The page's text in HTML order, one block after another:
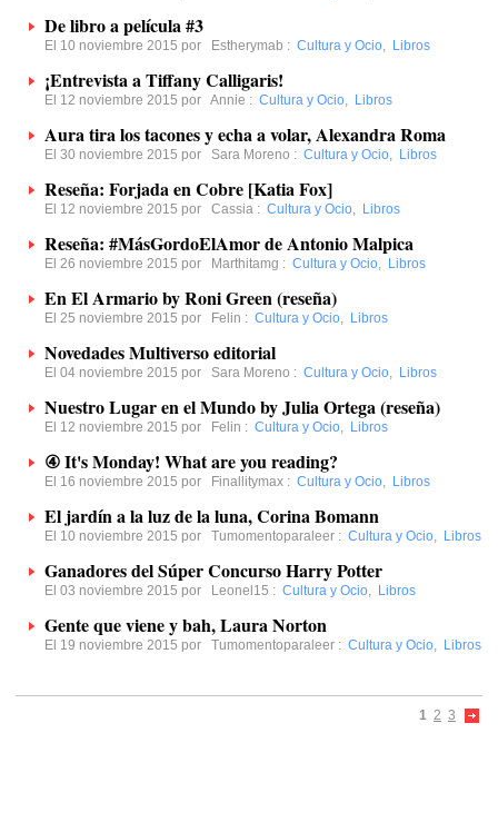
De libro a película #3
El 10 noviembre 2015 por Estherymab : Cultura y Ocio, Libros
¡Entrevista a Tiffany Calligaris!
El 12 noviembre 2015 por Annie : Cultura y Ocio, Libros
Aura tira los tacones y echa a volar, Alexandra Roma
El 30 noviembre 2015 por Sara Moreno : Cultura y Ocio, Libros
Reseña: Forjada en Cobre [Katia Fox]
El 12 noviembre 2015 por Cassia : Cultura y Ocio, Libros
Reseña: #MásGordoElAmor de Antonio Malpica
El 26 noviembre 2015 por Marthitamg : Cultura y Ocio, Libros
En El Armario by Roni Green (reseña)
El 25 noviembre 2015 por Felin : Cultura y Ocio, Libros
Novedades Multiverso editorial
El 04 noviembre 2015 por Sara Moreno : Cultura y Ocio, Libros
Nuestro Lugar en el Mundo by Julia Ortega (reseña)
El 12 noviembre 2015 por Felin : Cultura y Ocio, Libros
④ It's Monday! What are you reading?
El 16 noviembre 2015 por Finallitymax : Cultura y Ocio, Libros
El jardín a la luz de la luna, Corina Bomann
El 10 noviembre 2015 por Tumomentoparaleer : Cultura y Ocio, Libros
Ganadores del Súper Concurso Harry Potter
El 03 noviembre 2015 por Leonel15 : Cultura y Ocio, Libros
Gente que viene y bah, Laura Norton
El 19 noviembre 2015 por Tumomentoparaleer : Cultura y Ocio, Libros
1 2 3